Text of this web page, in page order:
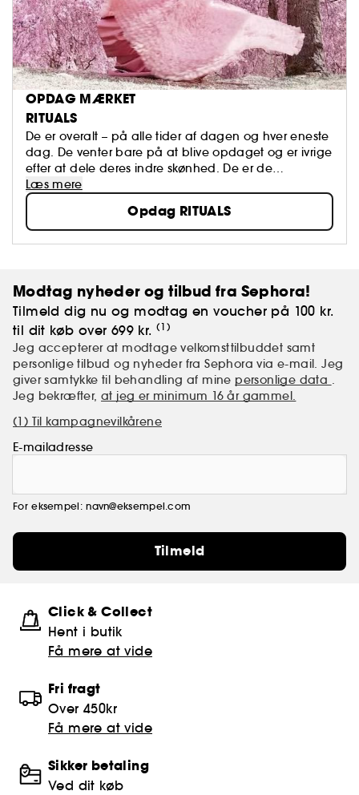
OPDAG MÆRKET
RITUALS
De er overalt – på alle tider af dagen og hver eneste
dag. De venter bare på at blive opdaget og er ivrige
efter at dele deres indre skønhed. De er de
tilsyneladende ligegyldige øjeblikke vi alle har en
tendens til at overse.
Læs mere
Opdag RITUALS
Modtag nyheder og tilbud fra Sephora!
Tilmeld dig nu og modtag en voucher på 100 kr.
til dit køb over 699 kr. (1)
Jeg accepterer at modtage velkomsttilbuddet samt
personlige tilbud og nyheder fra Sephora via e-mail. Jeg
giver samtykke til behandling af mine personlige data .
Jeg bekræfter,at jeg er minimum 16 år gammel.
(1) Til kampagnevilkårene
E-mailadresse
For eksempel: navn@eksempel.com
Tilmeld
Click & Collect
Hent i butik
Få mere at vide
Fri fragt
Over 450kr
Få mere at vide
Sikker betaling
Ved dit køb